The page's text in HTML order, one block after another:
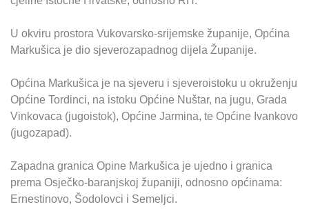
U okviru prostora Vukovarsko-srijemske županije, Općina
Markušica je dio sjeverozapadnog dijela Županije.
Općina Markušica je na sjeveru i sjeveroistoku u okruženju
Općine Tordinci, na istoku Općine Nuštar, na jugu, Grada
Vinkovaca (jugoistok), Općine Jarmina, te Općine Ivankovo
(jugozapad).
Zapadna granica Opine Markušica je ujedno i granica
prema Osječko-baranjskoj županiji, odnosno općinama:
Ernestinovo, Šodolovci i Semeljci.